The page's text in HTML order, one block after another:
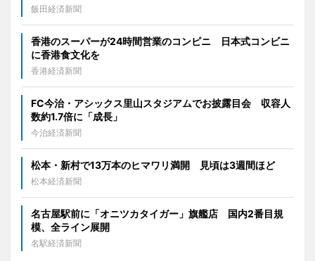
飯田経済新聞
香港のスーパーが24時間営業のコンビニ 日本式コンビニ
に香港食文化を
香港経済新聞
FC今治・アシックス里山スタジアムでお披露目会 収容人
数約1.7倍に「成長」
今治経済新聞
松本・新村で13万本のヒマワリ満開 見頃は3週間ほど
松本経済新聞
名古屋駅前に「オニツカタイガー」旗艦店 国内2番目規
模、全ライン展開
名駅経済新聞